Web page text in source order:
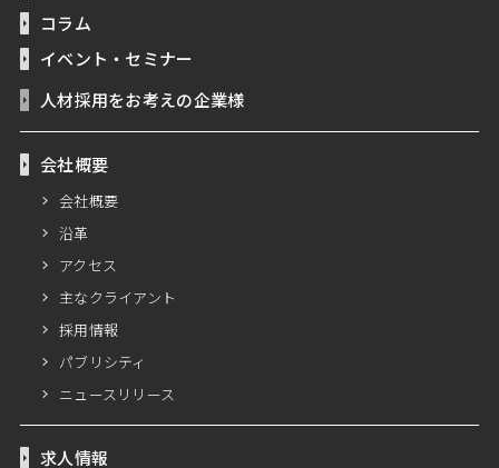
コラム
イベント・セミナー
人材採用をお考えの企業様
会社概要
会社概要
沿革
アクセス
主なクライアント
採用情報
パブリシティ
ニュースリリース
求人情報